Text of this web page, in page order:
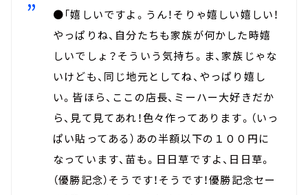
●「嬉しいですよ。うん！そりゃ嬉しい嬉しい！
やっぱりね、自分たちも家族が何かした時嬉
しいでしょ？そういう気持ち。ま、家族じゃな
いけども、同じ地元としてね、やっぱり嬉し
い。皆ほら、ここの店長、ミーハー大好きだか
ら、見て見てあれ！色々作ってあります。（いっ
ぱい貼ってある）あの半額以下の１００円に
なっています、苗も。日日草ですよ、日日草。
（優勝記念）そうです！そうです！優勝記念セー